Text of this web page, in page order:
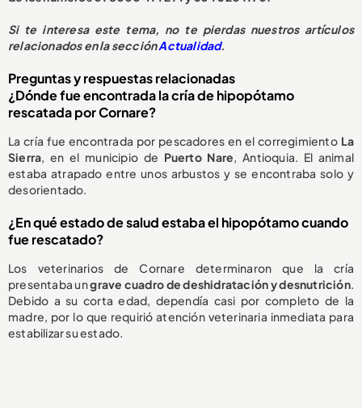
Si te interesa este tema, no te pierdas nuestros artículos
relacionados en la secciónActualidad.
Preguntas y respuestas relacionadas
¿Dónde fue encontrada la cría de hipopótamo
rescatada por Cornare?
La cría fue encontrada por pescadores en el corregimiento La
Sierra, en el municipio de Puerto Nare, Antioquia. El animal
estaba atrapado entre unos arbustos y se encontraba solo y
desorientado.
¿En qué estado de salud estaba el hipopótamo cuando
fue rescatado?
Los veterinarios de Cornare determinaron que la cría
presentaba ungrave cuadro de deshidratación y desnutrición.
Debido a su corta edad, dependía casi por completo de la
madre, por lo que requirió atención veterinaria inmediata para
estabilizar su estado.